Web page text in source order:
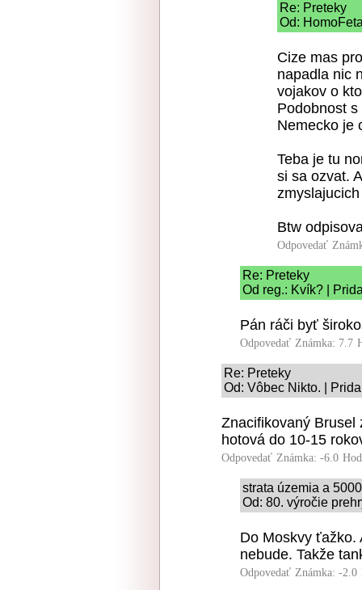
Re: Preteky
Od:
Cize mas
napadla nic
vojakov o
Podobnost
Nemecko je
Teba je tu
si sa ozvat.
Btw
Odpovedať
Re: Preteky
Od reg.: Kvík? |
Pán ráči byť
Odpovedať Známka: 7.7
Re: Preteky
Od: Vôbec Nikto. |
Znacifikovaný Brusel
hotová do 10-15
Odpovedať Známka: -6.0
strata územia a
Od: 80. výročie
Do Moskvy ťažko.
nebude. Takže
Odpovedať Známka: -2.0